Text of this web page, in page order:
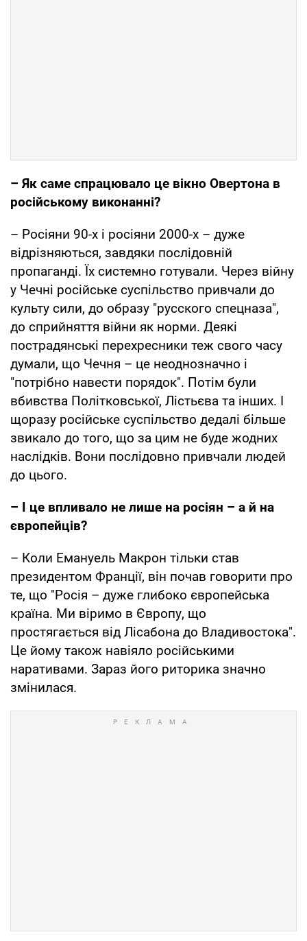
– Як саме спрацювало це вікно Овертона в
російському виконанні?
– Росіяни 90-х і росіяни 2000-х – дуже
відрізняються, завдяки послідовній
пропаганді. Їх системно готували. Через війну
у Чечні російське суспільство привчали до
культу сили, до образу "русского спецназа",
до сприйняття війни як норми. Деякі
пострадянські перехресники теж свого часу
думали, що Чечня – це неоднозначно і
"потрібно навести порядок". Потім були
вбивства Політковської, Лістьєва та інших. І
щоразу російське суспільство дедалі більше
звикало до того, що за цим не буде жодних
наслідків. Вони послідовно привчали людей
до цього.
– І це впливало не лише на росіян – а й на
європейців?
– Коли Емануель Макрон тільки став
президентом Франції, він почав говорити про
те, що "Росія – дуже глибоко європейська
країна. Ми віримо в Європу, що
простягається від Лісабона до Владивостока".
Це йому також навіяло російськими
наративами. Зараз його риторика значно
змінилася.